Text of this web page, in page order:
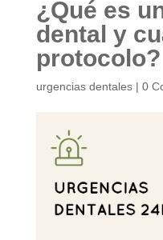
¿Qué es
dental y
protocolo?
urgencias dentales| 0